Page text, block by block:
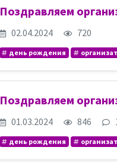
Поздравляем
02.04.2024 720
день рождения
Поздравляем
01.03.2024 846
день рождения